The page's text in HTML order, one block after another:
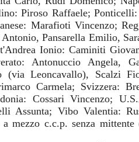
Piroso Raffaele;
Marafioti Vincenzo;
Pansarella Emilio,
Ionio: Caminiti
Antonuccio Angela,
(via Leoncavallo), Scalzi
Carmela; Svizzera:
Cossari Vincenzo;
Assunta; Vibo Valentia:
mezzo c.c.p. senza mittente